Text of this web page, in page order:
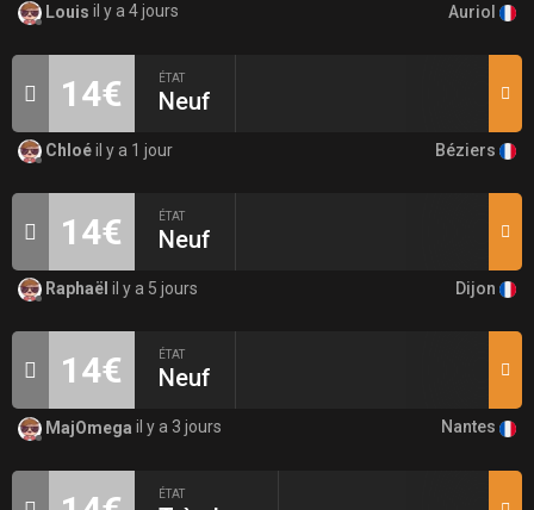
Louis il y a 4 jours Auriol
14€ ÉTAT
Neuf
Chloéil y a 1 jour Béziers
14€ ÉTAT
Neuf
Raphaël il y a 5 jours Dijon
14€ ÉTAT
Neuf
MajOmega il y a 3 jours Nantes
ÉTAT